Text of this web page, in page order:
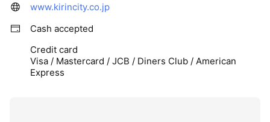
www.kirincity.co.jp
Cash accepted
Credit card
Visa / Mastercard / JCB / Diners Club / American
Express